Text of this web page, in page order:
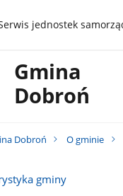
jednostek
Gmina
Dobroń
Dobroń O gminie
gminy